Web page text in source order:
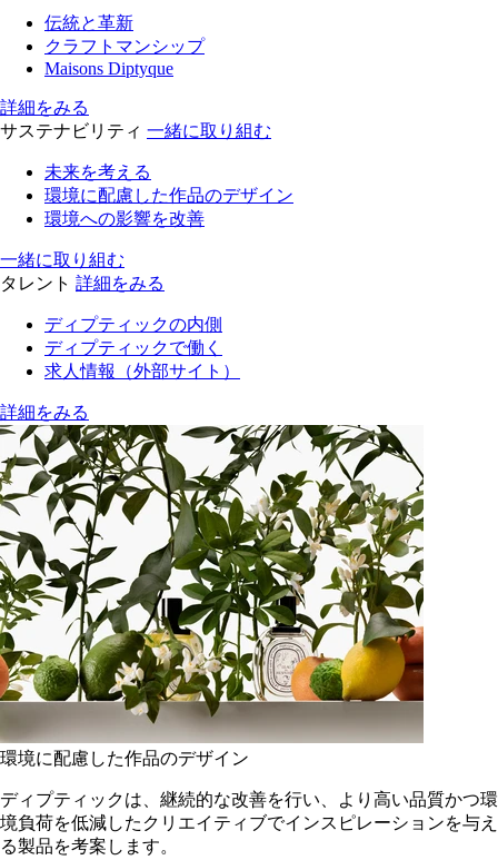
伝統と革新
クラフトマンシップ
Maisons Diptyque
詳細をみる
サステナビリティ 一緒に取り組む
未来を考える
環境に配慮した作品のデザイン
環境への影響を改善
一緒に取り組む
タレント 詳細をみる
ディプティックの内側
ディプティックで働く
求人情報（外部サイト）
詳細をみる
環境に配慮した作品のデザイン
ディプティックは、継続的な改善を行い、より高い品質かつ環
境負荷を低減した​クリエイティブでインスピレーションを与え
る製品を考案します。